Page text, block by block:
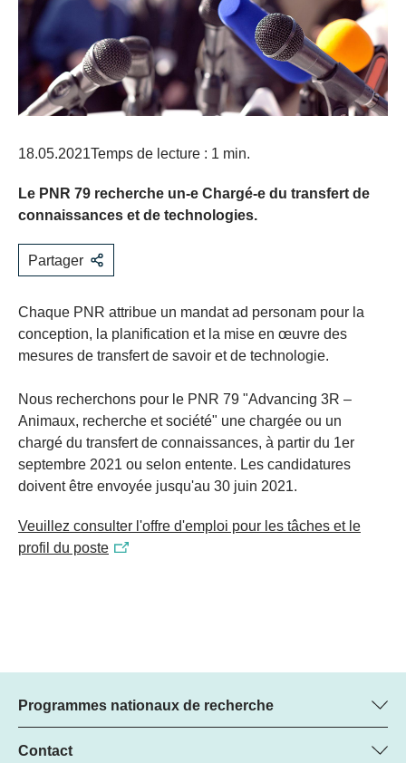
18.05.2021Temps de lecture : 1 min.
Le PNR 79 recherche un-e Chargé-e du transfert de
connaissances et de technologies.
Partager
Chaque PNR attribue un mandat ad personam pour la
conception, la planification et la mise en œuvre des
mesures de transfert de savoir et de technologie.
Nous recherchons pour le PNR 79 "Advancing 3R –
Animaux, recherche et société" une chargée ou un
chargé du transfert de connaissances, à partir du 1er
septembre 2021 ou selon entente. Les candidatures
doivent être envoyée jusqu'au 30 juin 2021.
Veuillez consulter l'offre d'emploi pour les tâches et le
profil du poste
Programmes nationaux de recherche
Vous trouverez ici des informations sur tous les Programmes
nationaux de recherche (PNR) :
Contact